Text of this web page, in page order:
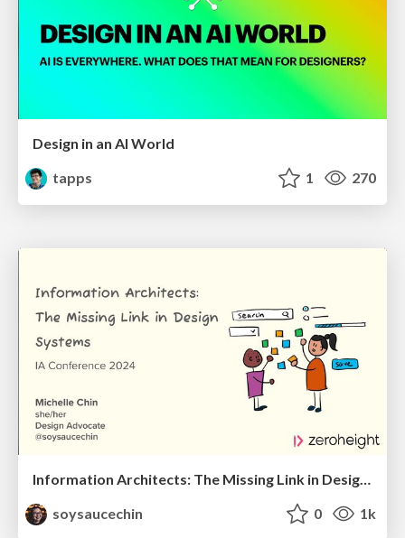
Design in an AI World
tapps
1 270
Information Architects: The Missing Link in Design Systems
soysaucechin
0 1k